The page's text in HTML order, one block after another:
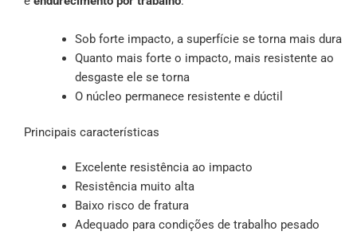
Sob forte impacto, a superfície se torna mais dura
Quanto mais forte o impacto, mais resistente ao
desgaste ele se torna
O núcleo permanece resistente e dúctil
Principais características
Excelente resistência ao impacto
Resistência muito alta
Baixo risco de fratura
Adequado para condições de trabalho pesado